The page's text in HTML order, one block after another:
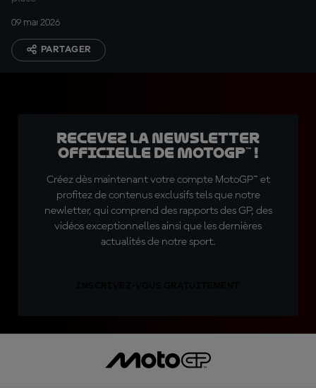
09 mai 2026
PARTAGER
Recevez la Newsletter
officielle de MotoGP™ !
Créez dès maintenant votre compte MotoGP™ et
profitez de contenus exclusifs tels que notre
newletter, qui comprend des rapports des GP, des
vidéos exceptionnelles ainsi que les dernières
actualités de notre sport.